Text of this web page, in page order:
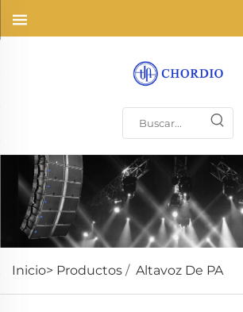
Inicio> Productos / Altavoz De PA